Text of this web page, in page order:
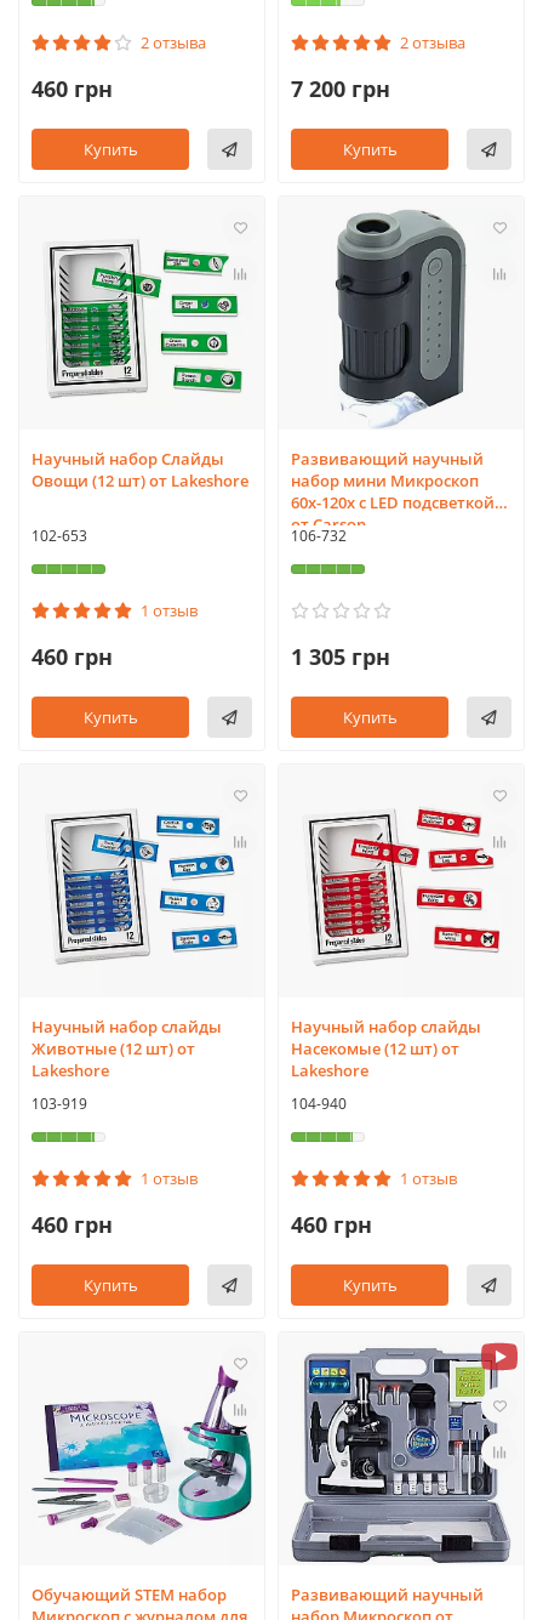
2 отзыва
460 грн
Купить
2 отзыва
7 200 грн
Купить
Научный набор Слайды
Овощи (12 шт) от Lakeshore
102-653
1 отзыв
460 грн
Купить
Развивающий научный
набор мини Микроскоп
60x-120x с LED подсветкой
от Carson
106-732
1 305 грн
Купить
Научный набор слайды
Животные (12 шт) от
Lakeshore
103-919
1 отзыв
460 грн
Купить
Научный набор слайды
Насекомые (12 шт) от
Lakeshore
104-940
1 отзыв
460 грн
Купить
Обучающий STEM набор
Развивающий научный